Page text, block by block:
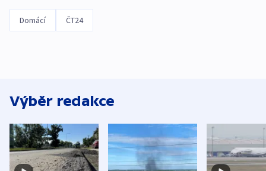
Domácí ČT24
Výběr redakce